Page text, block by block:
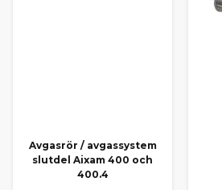
Avgasrör / avgassystem
slutdel Aixam 400 och
400.4